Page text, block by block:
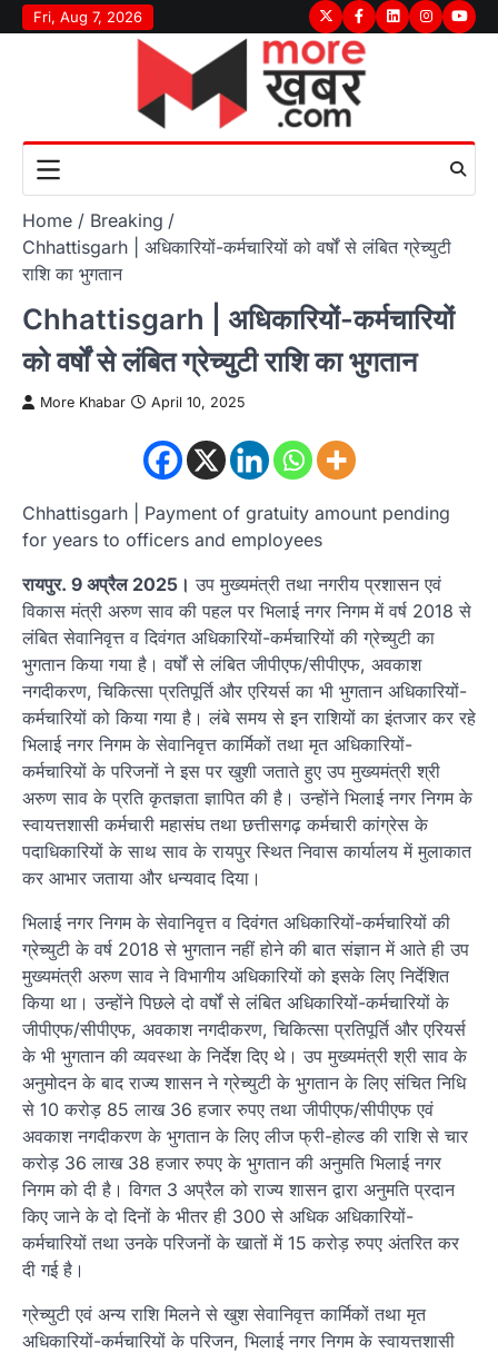
Skip
to
Fri, Aug 7, 2026 TwitterFacebook
LinkedInInstagram
Home
Breaking
Chhattisgarh | अधिकारियों-कर्मचारियों को वर्षों से लंबित ग्रेच्युटी
राशि का भुगतान
Chhattisgarh | अधिकारियों-कर्मचारियों
को वर्षों से लंबित ग्रेच्युटी राशि का भुगतान
More Khabar April 10, 2025
Chhattisgarh | Payment of gratuity amount pending
for years to officers and employees
रायपुर. 9 अप्रैल 2025। उप मुख्यमंत्री तथा नगरीय प्रशासन एवं
विकास मंत्री अरुण साव की पहल पर भिलाई नगर निगम में वर्ष 2018 से
लंबित सेवानिवृत्त व दिवंगत अधिकारियों-कर्मचारियों की ग्रेच्युटी का
भुगतान किया गया है। वर्षों से लंबित जीपीएफ/सीपीएफ, अवकाश
नगदीकरण, चिकित्सा प्रतिपूर्ति और एरियर्स का भी भुगतान अधिकारियों-
कर्मचारियों को किया गया है। लंबे समय से इन राशियों का इंतजार कर रहे
भिलाई नगर निगम के सेवानिवृत्त कार्मिकों तथा मृत अधिकारियों-
कर्मचारियों के परिजनों ने इस पर खुशी जताते हुए उप मुख्यमंत्री श्री
अरुण साव के प्रति कृतज्ञता ज्ञापित की है। उन्होंने भिलाई नगर निगम के
स्वायत्तशासी कर्मचारी महासंघ तथा छत्तीसगढ़ कर्मचारी कांग्रेस के
पदाधिकारियों के साथ साव के रायपुर स्थित निवास कार्यालय में मुलाकात
कर आभार जताया और धन्यवाद दिया।
भिलाई नगर निगम के सेवानिवृत्त व दिवंगत अधिकारियों-कर्मचारियों की
ग्रेच्युटी के वर्ष 2018 से भुगतान नहीं होने की बात संज्ञान में आते ही उप
मुख्यमंत्री अरुण साव ने विभागीय अधिकारियों को इसके लिए निर्देशित
किया था। उन्होंने पिछले दो वर्षों से लंबित अधिकारियों-कर्मचारियों के
जीपीएफ/सीपीएफ, अवकाश नगदीकरण, चिकित्सा प्रतिपूर्ति और एरियर्स
के भी भुगतान की व्यवस्था के निर्देश दिए थे। उप मुख्यमंत्री श्री साव के
अनुमोदन के बाद राज्य शासन ने ग्रेच्युटी के भुगतान के लिए संचित निधि
से 10 करोड़ 85 लाख 36 हजार रुपए तथा जीपीएफ/सीपीएफ एवं
अवकाश नगदीकरण के भुगतान के लिए लीज फ्री-होल्ड की राशि से चार
करोड़ 36 लाख 38 हजार रुपए के भुगतान की अनुमति भिलाई नगर
निगम को दी है। विगत 3 अप्रैल को राज्य शासन द्वारा अनुमति प्रदान
किए जाने के दो दिनों के भीतर ही 300 से अधिक अधिकारियों-
कर्मचारियों तथा उनके परिजनों के खातों में 15 करोड़ रुपए अंतरित कर
दी गई है।
ग्रेच्युटी एवं अन्य राशि मिलने से खुश सेवानिवृत्त कार्मिकों तथा मृत
अधिकारियों-कर्मचारियों के परिजन, भिलाई नगर निगम के स्वायत्तशासी